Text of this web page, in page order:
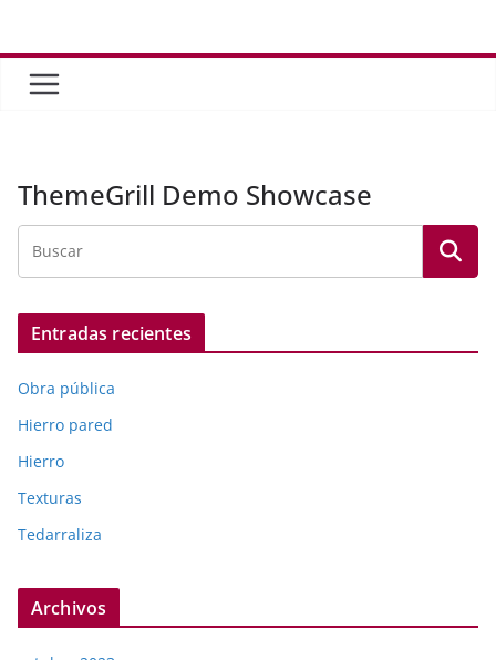
contenido
ThemeGrill Demo Showcase
Entradas recientes
Obra pública
Hierro pared
Hierro
Texturas
Tedarraliza
Archivos